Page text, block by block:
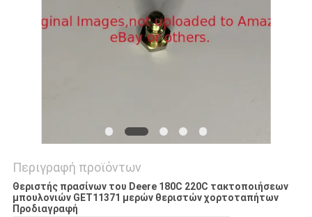
Περιγραφή προϊόντων
Θεριστής πρασίνων του Deere 180C 220C τακτοποιήσεων
μπουλονιών GET11371 μερών θεριστών χορτοταπήτων
Προδιαγραφή